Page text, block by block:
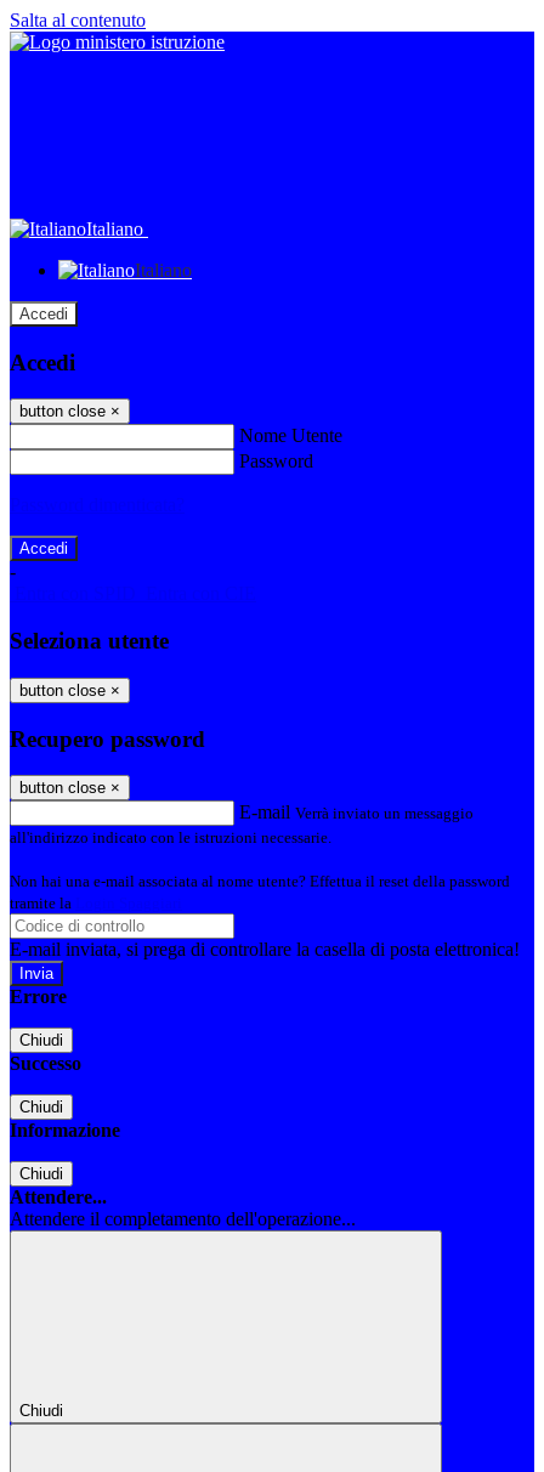
Salta al contenuto
Italiano
Italiano
Accedi
Accedi
button close ×
Nome Utente
Password
-
Seleziona utente
button close ×
Recupero password
button close ×
E-mail Verrà inviato un messaggio
all'indirizzo indicato con le istruzioni necessarie.
Non hai una e-mail associata al nome utente? Effettua il reset della password
tramite la
E-mail inviata, si prega di controllare la casella di posta elettronica!
Errore
Chiudi
Successo
Chiudi
Informazione
Chiudi
Attendere...
Attendere il completamento dell'operazione...
Chiudi